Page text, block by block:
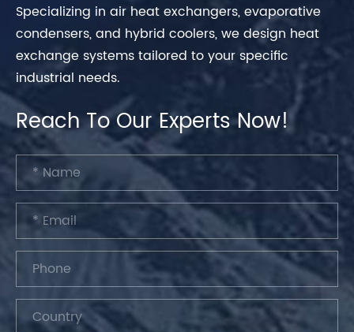
Specializing in air heat exchangers, evaporative
condensers, and hybrid coolers, we design heat
exchange systems tailored to your specific
industrial needs.
Reach To Our Experts Now!